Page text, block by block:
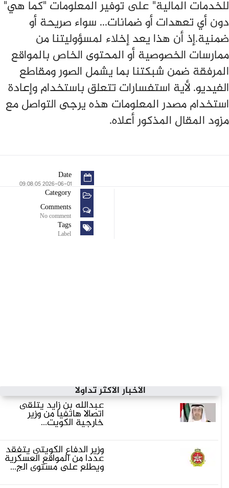
للخدمات المالية" على توفير المعلومات "كما هي"
دون أي تعهدات أو ضمانات... سواء صريحة أو
ضمنية.إذ أن هذا يعد إخلاء لمسؤوليتنا من
ممارسات الخصوصية أو المحتوى الخاص بالمواقع
المرفقة ضمن شبكتنا بما يشمل الصور ومقاطع
الفيديو. لأية استفسارات تتعلق باستخدام وإعادة
استخدام مصدر المعلومات هذه يرجى التواصل مع
مزود المقال المذكور أعلاه.
Date
2026-06-01 09:08:05
Category
Comments
No comment
Tags
Label
الأخبار الأكثر تداولاً
عبدالله بن زايد يتلقى
اتصالا هاتفيا من وزير
خارجية الكويت...
وزير الدفاع الكويتى يتفقد
عددا من المواقع العسكرية
ويطلع على مستوى الج...